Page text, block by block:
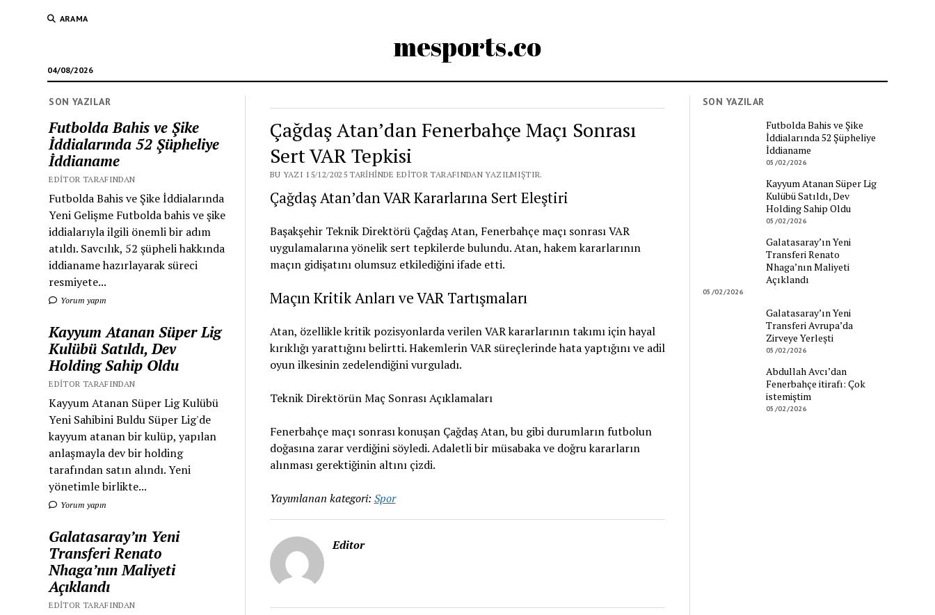
ARAMA
mesports.co
04/08/2026
SON YAZILAR
Futbolda Bahis ve Şike
İddialarında 52 Şüpheliye
İddianame
EDITOR TARAFINDAN
Futbolda Bahis ve Şike İddialarında
Yeni Gelişme Futbolda bahis ve şike
iddialarıyla ilgili önemli bir adım
atıldı. Savcılık, 52 şüpheli hakkında
iddianame hazırlayarak süreci
resmiyete...
Yorum yapın
Kayyum Atanan Süper Lig
Kulübü Satıldı, Dev
Holding Sahip Oldu
EDITOR TARAFINDAN
Kayyum Atanan Süper Lig Kulübü
Yeni Sahibini Buldu Süper Lig'de
kayyum atanan bir kulüp, yapılan
anlaşmayla dev bir holding
tarafından satın alındı. Yeni
yönetimle birlikte...
Yorum yapın
Galatasaray’ın Yeni
Transferi Renato
Nhaga’nın Maliyeti
Açıklandı
EDITOR TARAFINDAN
Çağdaş Atan’dan Fenerbahçe Maçı Sonrası
Sert VAR Tepkisi
BU YAZI 15/12/2025 TARIHINDE EDITOR TARAFINDAN YAZILMIŞTIR.
Çağdaş Atan’dan VAR Kararlarına Sert Eleştiri
Başakşehir Teknik Direktörü Çağdaş Atan, Fenerbahçe maçı sonrası VAR
uygulamalarına yönelik sert tepkilerde bulundu. Atan, hakem kararlarının
maçın gidişatını olumsuz etkilediğini ifade etti.
Maçın Kritik Anları ve VAR Tartışmaları
Atan, özellikle kritik pozisyonlarda verilen VAR kararlarının takımı için hayal
kırıklığı yarattığını belirtti. Hakemlerin VAR süreçlerinde hata yaptığını ve adil
oyun ilkesinin zedelendiğini vurguladı.
Teknik Direktörün Maç Sonrası Açıklamaları
Fenerbahçe maçı sonrası konuşan Çağdaş Atan, bu gibi durumların futbolun
doğasına zarar verdiğini söyledi. Adaletli bir müsabaka ve doğru kararların
alınması gerektiğinin altını çizdi.
Yayımlanan kategori: Spor
Editor
SON YAZILAR
Futbolda Bahis ve Şike
İddialarında 52 Şüpheliye
İddianame
05/02/2026
Kayyum Atanan Süper Lig
Kulübü Satıldı, Dev
Holding Sahip Oldu
05/02/2026
Galatasaray’ın Yeni
Transferi Renato
Nhaga’nın Maliyeti
Açıklandı
05/02/2026
Galatasaray’ın Yeni
Transferi Avrupa’da
Zirveye Yerleşti
05/02/2026
Abdullah Avcı’dan
Fenerbahçe itirafı: Çok
istemiştim
05/02/2026